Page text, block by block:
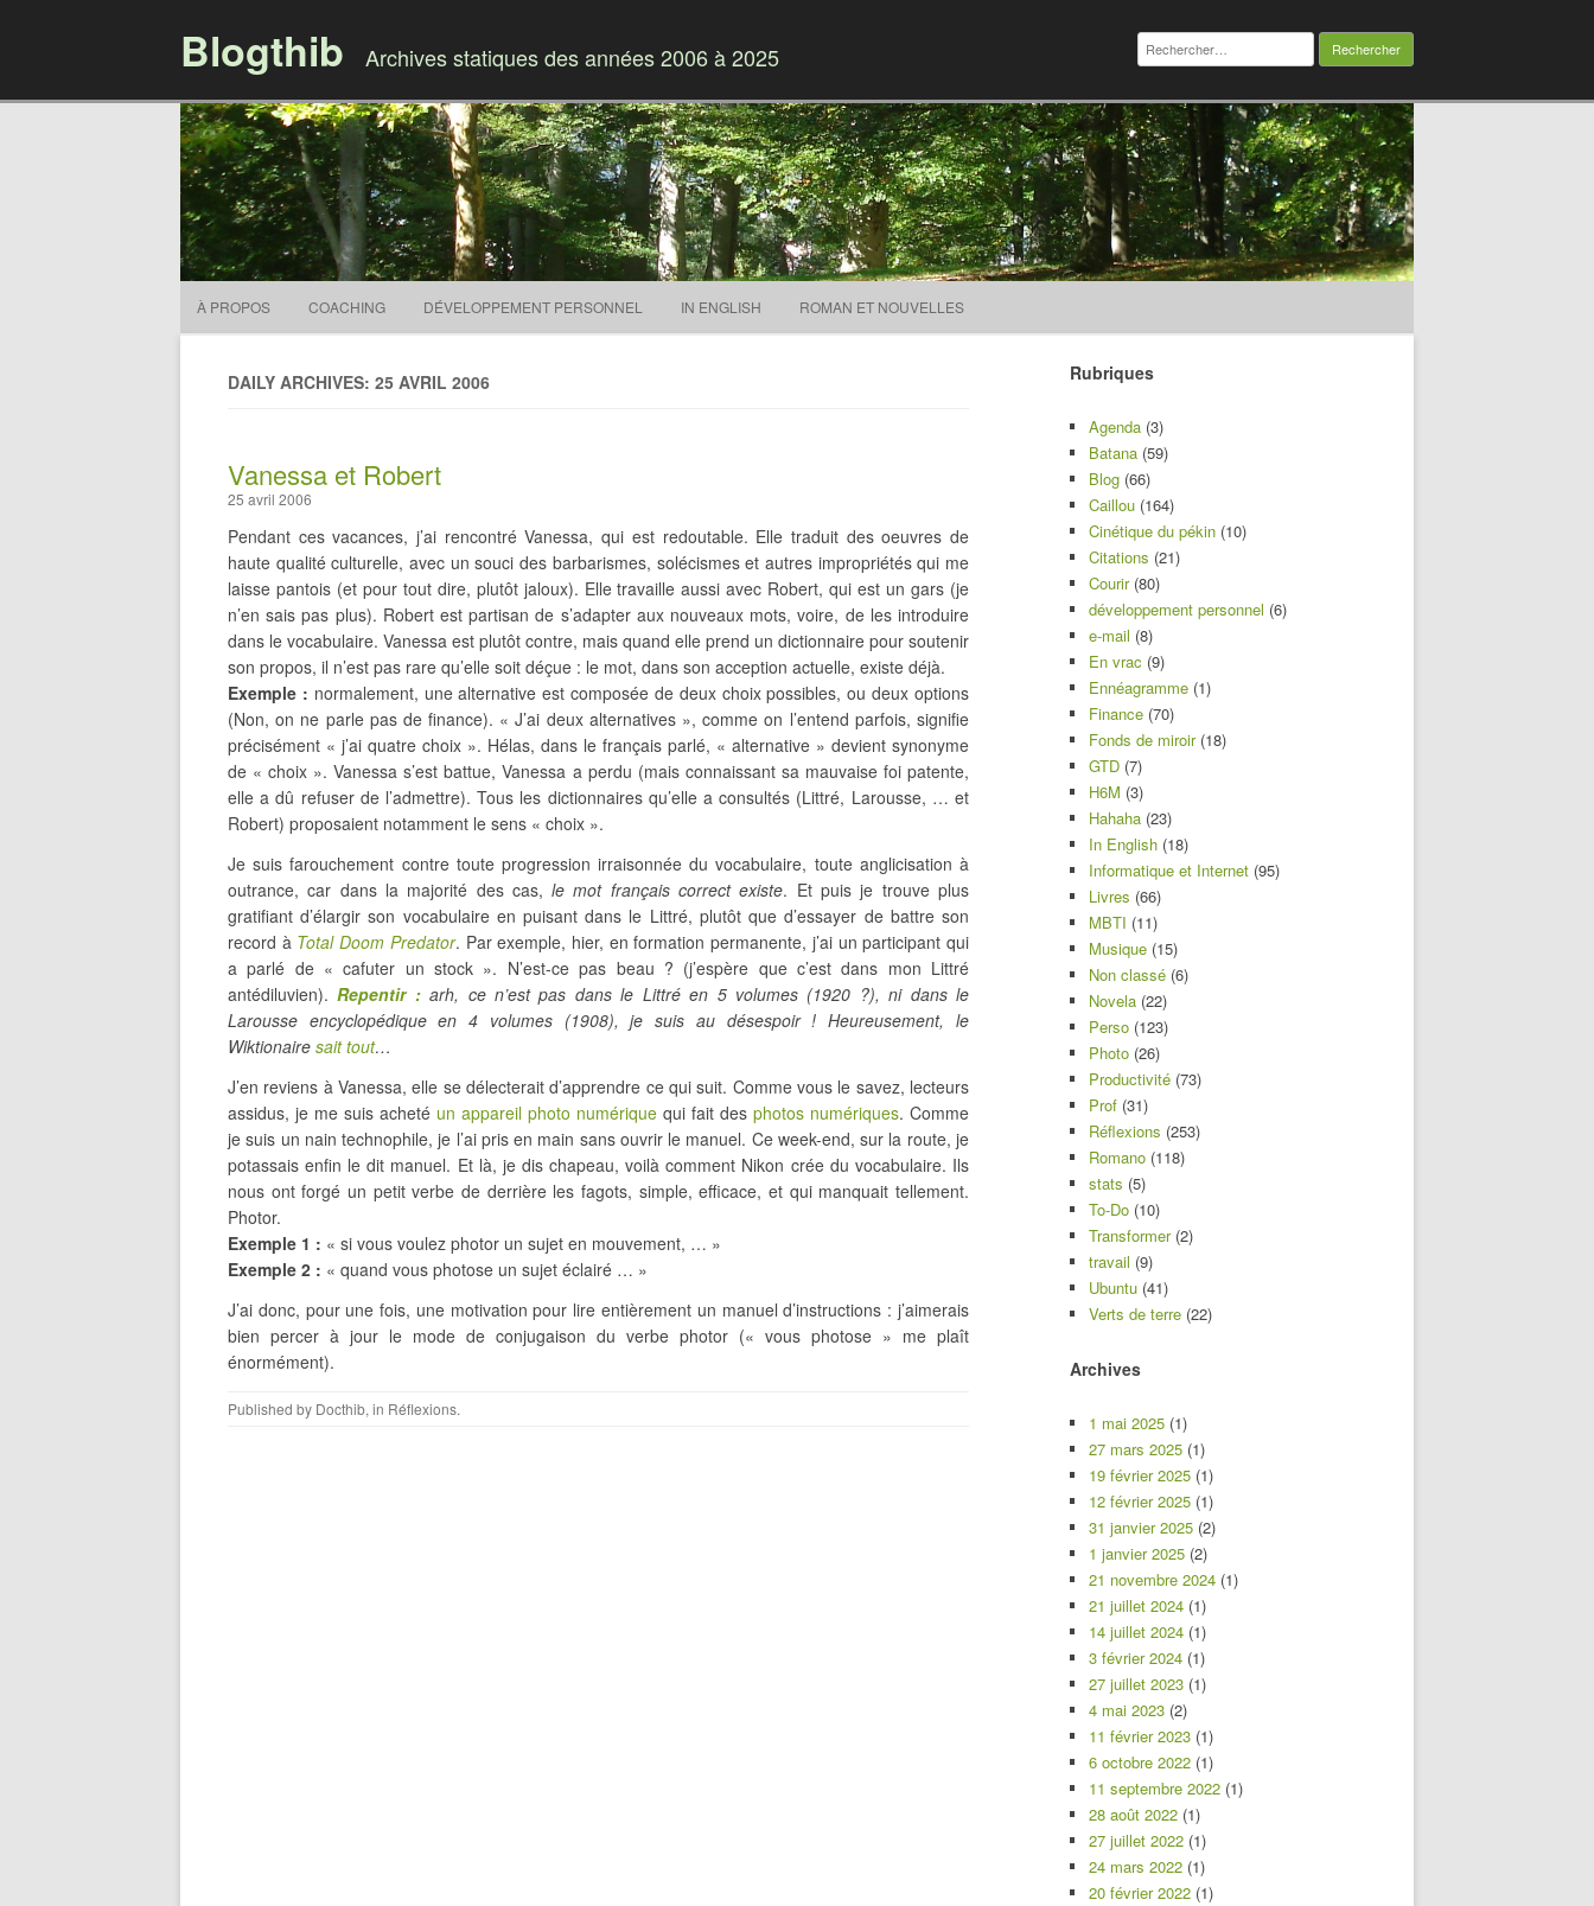
Blogthib Archives statiques des années 2006 à 2025
Rechercher :
À PROPOS COACHING DÉVELOPPEMENT PERSONNEL IN ENGLISH ROMAN ET NOUVELLES
DAILY ARCHIVES: 25 AVRIL 2006
Vanessa et Robert
25 avril 2006
Pendant ces vacances, j’ai rencontré Vanessa, qui est redoutable. Elle traduit des oeuvres de
haute qualité culturelle, avec un souci des barbarismes, solécismes et autres impropriétés qui me
laisse pantois (et pour tout dire, plutôt jaloux). Elle travaille aussi avec Robert, qui est un gars (je
n’en sais pas plus). Robert est partisan de s’adapter aux nouveaux mots, voire, de les introduire
dans le vocabulaire. Vanessa est plutôt contre, mais quand elle prend un dictionnaire pour soutenir
son propos, il n’est pas rare qu’elle soit déçue : le mot, dans son acception actuelle, existe déjà.
Exemple : normalement, une alternative est composée de deux choix possibles, ou deux options
(Non, on ne parle pas de finance). « J’ai deux alternatives », comme on l’entend parfois, signifie
précisément « j’ai quatre choix ». Hélas, dans le français parlé, « alternative » devient synonyme
de « choix ». Vanessa s’est battue, Vanessa a perdu (mais connaissant sa mauvaise foi patente,
elle a dû refuser de l’admettre). Tous les dictionnaires qu’elle a consultés (Littré, Larousse, … et
Robert) proposaient notamment le sens « choix ».
Je suis farouchement contre toute progression irraisonnée du vocabulaire, toute anglicisation à
outrance, car dans la majorité des cas,le mot français correct existe. Et puis je trouve plus
gratifiant d’élargir son vocabulaire en puisant dans le Littré, plutôt que d’essayer de battre son
record à Total Doom Predator. Par exemple, hier, en formation permanente, j’ai un participant qui
a parlé de « cafuter un stock ». N’est-ce pas beau ? (j’espère que c’est dans mon Littré
antédiluvien).Repentir :arh, ce n’est pas dans le Littré en 5 volumes (1920 ?), ni dans le
Larousse encyclopédique en 4 volumes (1908), je suis au désespoir ! Heureusement, le
Wiktionaire sait tout…
J’en reviens à Vanessa, elle se délecterait d’apprendre ce qui suit. Comme vous le savez, lecteurs
assidus, je me suis acheté un appareil photo numérique qui fait des photos numériques. Comme
je suis un nain technophile, je l’ai pris en main sans ouvrir le manuel. Ce week-end, sur la route, je
potassais enfin le dit manuel. Et là, je dis chapeau, voilà comment Nikon crée du vocabulaire. Ils
nous ont forgé un petit verbe de derrière les fagots, simple, efficace, et qui manquait tellement.
Photor.
Exemple 1 : « si vous voulez photor un sujet en mouvement, … »
Exemple 2 : « quand vous photose un sujet éclairé … »
J’ai donc, pour une fois, une motivation pour lire entièrement un manuel d’instructions : j’aimerais
bien percer à jour le mode de conjugaison du verbe photor (« vous photose » me plaît
énormément).
Published by Docthib, in Réflexions.
Rubriques
Agenda (3)
Batana (59)
Blog (66)
Caillou (164)
Cinétique du pékin (10)
Citations (21)
Courir(80)
développement personnel (6)
e-mail (8)
En vrac (9)
Ennéagramme (1)
Finance (70)
Fonds de miroir(18)
GTD (7)
H6M (3)
Hahaha (23)
In English (18)
Informatique et Internet (95)
Livres (66)
MBTI (11)
Musique (15)
Non classé (6)
Novela (22)
Perso (123)
Photo (26)
Productivité (73)
Prof (31)
Réflexions (253)
Romano (118)
stats (5)
To-Do (10)
Transformer(2)
travail (9)
Ubuntu (41)
Verts de terre (22)
Archives
1 mai 2025 (1)
27 mars 2025 (1)
19 février 2025 (1)
12 février 2025 (1)
31 janvier 2025 (2)
1 janvier 2025 (2)
21 novembre 2024 (1)
21 juillet 2024 (1)
14 juillet 2024 (1)
3 février 2024 (1)
27 juillet 2023 (1)
4 mai 2023 (2)
11 février 2023 (1)
6 octobre 2022 (1)
11 septembre 2022 (1)
28 août 2022 (1)
27 juillet 2022 (1)
24 mars 2022 (1)
20 février 2022 (1)